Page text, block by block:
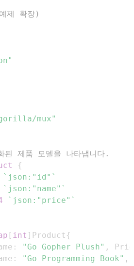
제 확장)
mux"
제품 모델을 나타냅니다.
{
`json:"id"`
`json:"name"`
`json:"price"`
[ int ] Product {
: "Go Gopher Plush" ,
: "Go Programming Book" ,